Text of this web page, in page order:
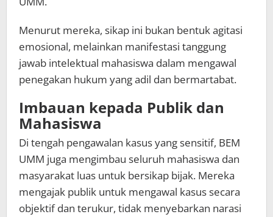
Menurut mereka, sikap ini bukan bentuk agitasi
emosional, melainkan manifestasi tanggung
jawab intelektual mahasiswa dalam mengawal
penegakan hukum yang adil dan bermartabat.
Imbauan kepada Publik dan
Mahasiswa
Di tengah pengawalan kasus yang sensitif, BEM
UMM juga mengimbau seluruh mahasiswa dan
masyarakat luas untuk bersikap bijak. Mereka
mengajak publik untuk mengawal kasus secara
objektif dan terukur, tidak menyebarkan narasi